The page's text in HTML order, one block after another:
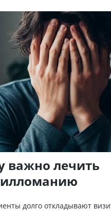
важно лечить
долго откладывают